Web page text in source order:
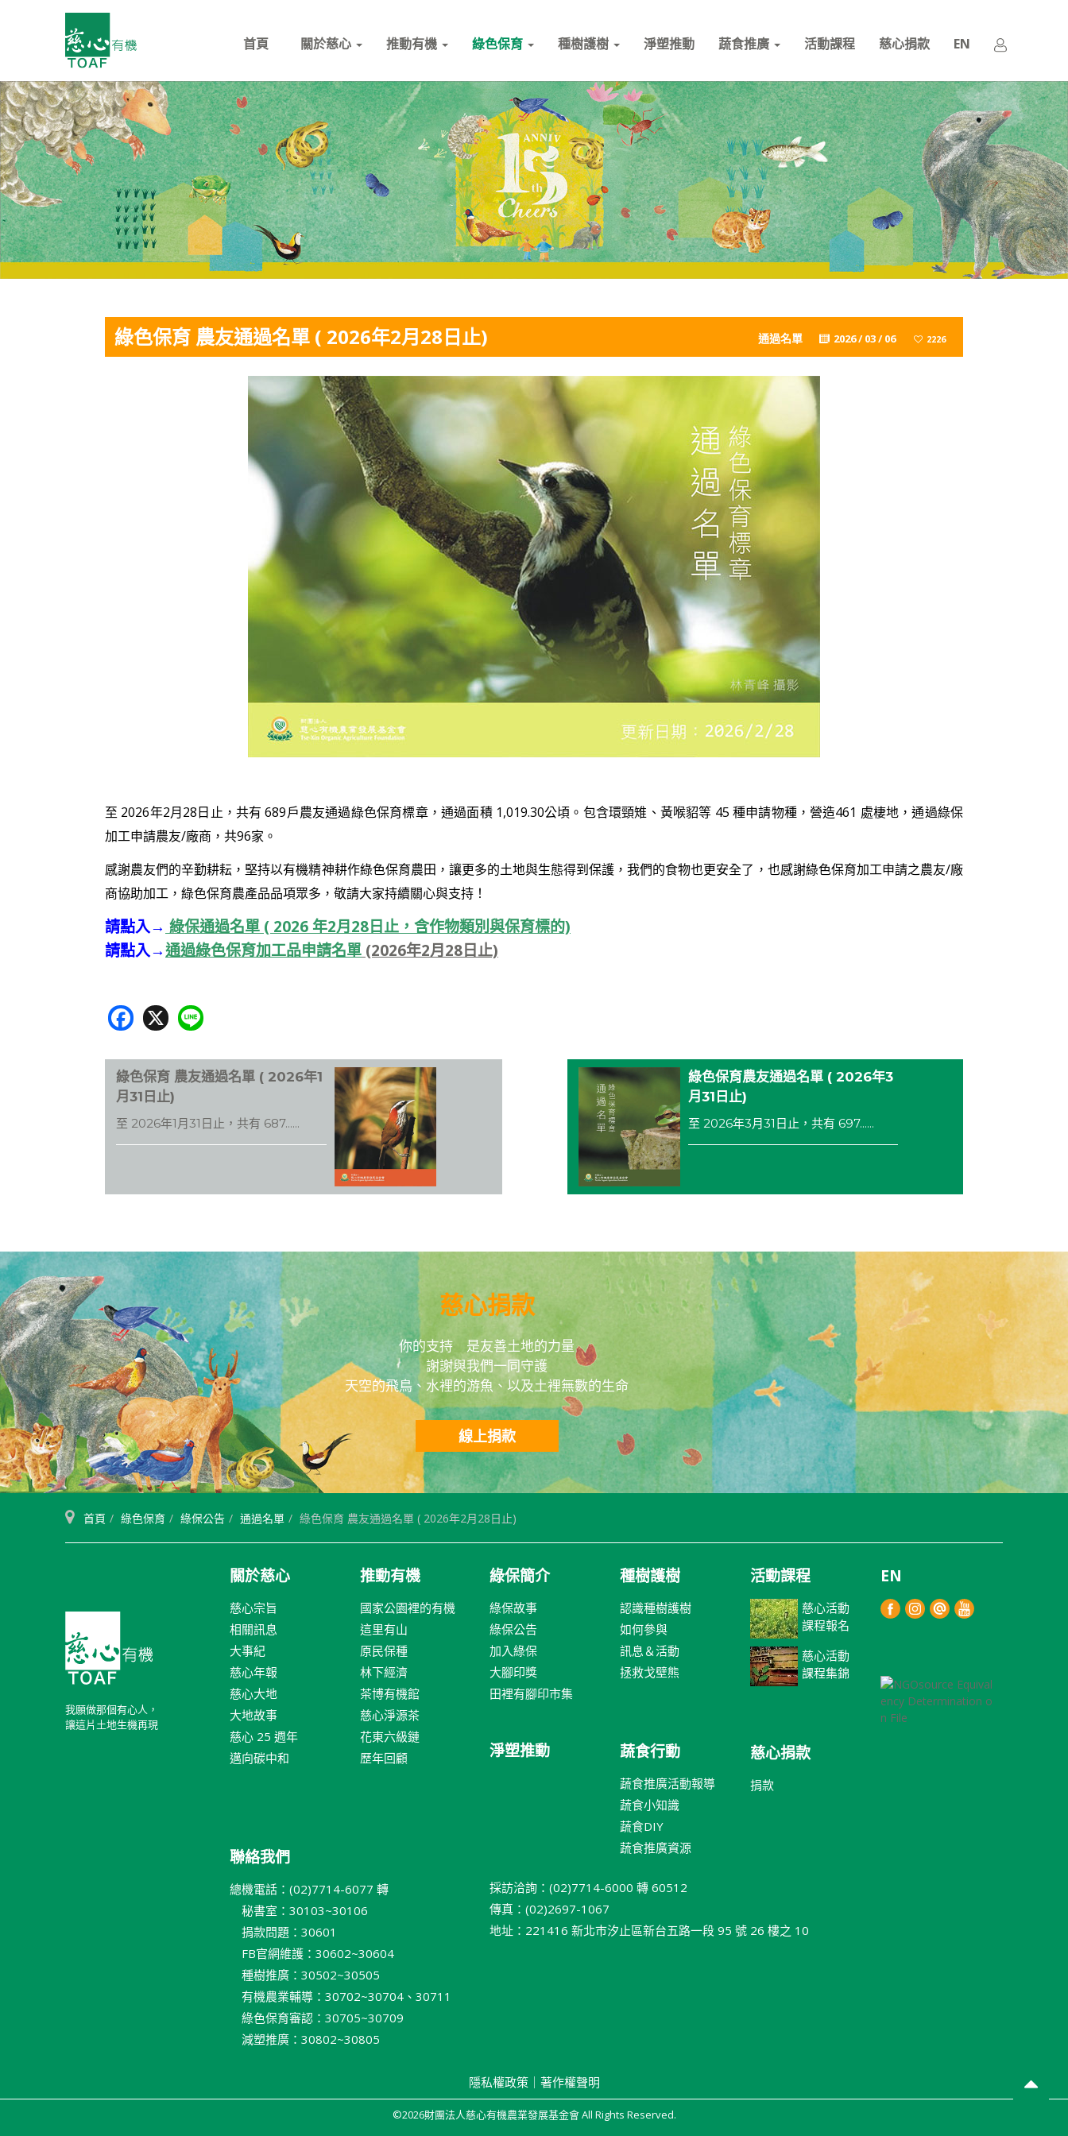
首頁 關於慈心 推動有機 綠色保育 種樹護樹 淨塑推動 蔬食推廣 活動課程 慈心捐款 EN
綠色保育 農友通過名單 ( 2026年2月28日止) 通過名單 2026 / 03 / 06 2226
至 2026年2月28日止，共有 689戶農友通過綠色保育標章，通過面積 1,019.30公頃。包含環頸雉、黃喉貂等 45 種申請物種，營造461 處棲地，通過綠保
加工申請農友/廠商，共96家。
感謝農友們的辛勤耕耘，堅持以有機精神耕作綠色保育農田，讓更多的土地與生態得到保護，我們的食物也更安全了，也感謝綠色保育加工申請之農友/廠
商協助加工，綠色保育農產品品項眾多，敬請大家持續關心與支持！
請點入→ 綠保通過名單 ( 2026 年2月28日止，含作物類別與保育標的)
請點入→通過綠色保育加工品申請名單 (2026年2月28日止)
F
ac
e
b
o
o
X
e
綠色保育 農友通過名單 ( 2026年1
月31日止)
至 2026年1月31日止，共有 687......
綠色保育農友通過名單 ( 2026年3
月31日止)
至 2026年3月31日止，共有 697......
慈心捐款
你的支持 是友善土地的力量
謝謝與我們一同守護
天空的飛鳥、水裡的游魚、以及土裡無數的生命
線上捐款
首頁 綠色保育 綠保公告 通過名單 綠色保育 農友通過名單 ( 2026年2月28日止)
我願做那個有心人，
讓這片土地生機再現
關於慈心
慈心宗旨
相關訊息
大事紀
慈心年報
慈心大地
大地故事
慈心 25 週年
邁向碳中和
聯絡我們
總機電話：(02)7714-6077 轉
秘書室：30103~30106
捐款問題：30601
FB官網維護：30602~30604
種樹推廣：30502~30505
有機農業輔導：30702~30704、30711
綠色保育審認：30705~30709
減塑推廣：30802~30805
推動有機
國家公園裡的有機
這里有山
原民保種
林下經濟
茶博有機館
慈心淨源茶
花東六級鏈
歷年回顧
綠保簡介
綠保故事
綠保公告
加入綠保
大腳印獎
田裡有腳印市集
淨塑推動
採訪洽詢：(02)7714-6000 轉 60512
傳真：(02)2697-1067
地址：221416 新北巿汐止區新台五路一段 95 號 26 樓之 10
種樹護樹
認識種樹護樹
如何參與
訊息＆活動
拯救戈壁熊
蔬食行動
蔬食推廣活動報導
蔬食小知識
蔬食DIY
蔬食推廣資源
活動課程
慈心活動
課程報名
慈心活動
課程集錦
慈心捐款
捐款
EN
隱私權政策｜ 著作權聲明
©2026財團法人慈心有機農業發展基金會 All Rights Reserved.